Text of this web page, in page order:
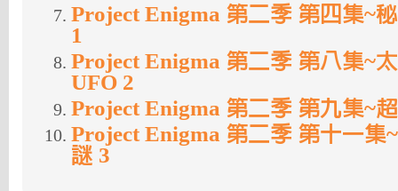
Project Enigma 第二季 第四集~
1
Project Enigma 第二季 第八集~
UFO 2
Project Enigma 第二季 第九集~
Project Enigma 第二季 第十一集
謎 3